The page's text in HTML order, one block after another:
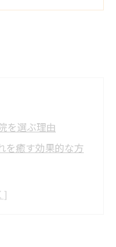
を選ぶ理由
を癒す効果的な方